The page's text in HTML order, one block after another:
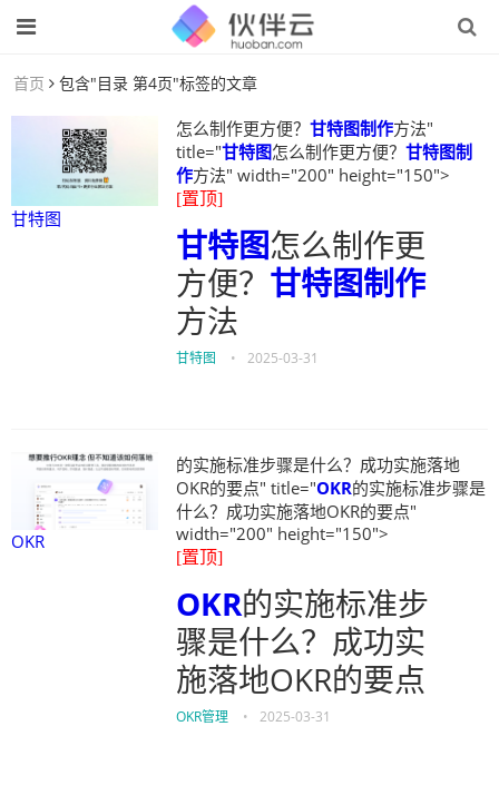
首页 包含"目录 第4页"标签的文章
甘特图
怎么制作更方便？ 甘特图制作方法"
title="甘特图怎么制作更方便？ 甘特图制
作方法" width="200" height="150">
[置顶]
甘特图怎么制作更
方便？ 甘特图制作
方法
甘特图 • 2025-03-31
OKR
的实施标准步骤是什么？成功实施落地
OKR的要点" title="OKR的实施标准步骤是
什么？成功实施落地OKR的要点"
width="200" height="150">
[置顶]
OKR的实施标准步
骤是什么？成功实
施落地OKR的要点
OKR管理 • 2025-03-31